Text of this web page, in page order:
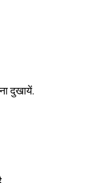
दुखायें.